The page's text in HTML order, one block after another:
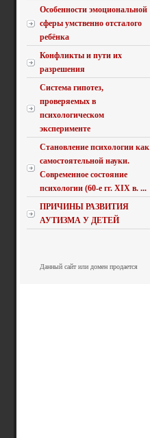
Особенности эмоциональной
сферы умственно отсталого
ребёнка
Конфликты и пути их
разрешения
Система гипотез,
проверяемых в
психологическом
эксперименте
Становление психологии как
самостоятельной науки.
Современное состояние
психологии (60-е гг. XIX в. ...
ПРИЧИНЫ РАЗВИТИЯ
АУТИЗМА У ДЕТЕЙ
Данный сайт или домен продается